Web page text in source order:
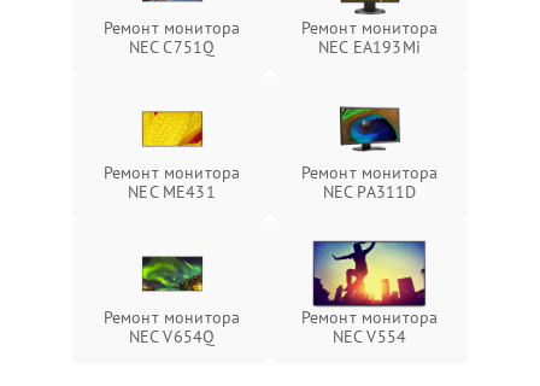
Ремонт монитора
NEC C751Q
Ремонт монитора
NEC EA193Mi
Ремонт монитора
NEC ME431
Ремонт монитора
NEC PA311D
Ремонт монитора
NEC V654Q
Ремонт монитора
NEC V554